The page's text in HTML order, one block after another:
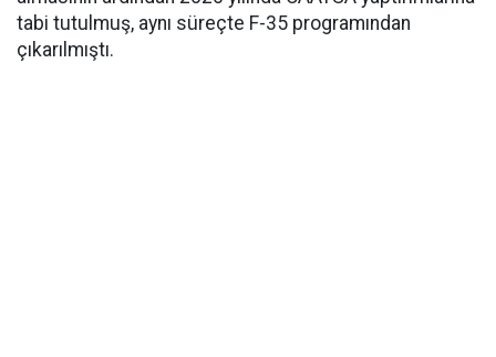
tabi tutulmuş, aynı süreçte F-35 programından
çıkarılmıştı.